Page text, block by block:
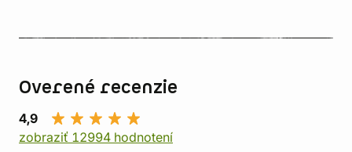
Overené recenzie
4,9
zobraziť 12994 hodnotení